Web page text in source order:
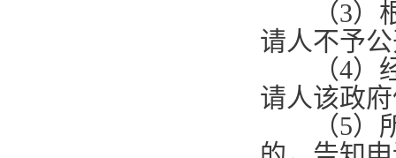
（3）
请人不予
（4）
请人该政
（5）